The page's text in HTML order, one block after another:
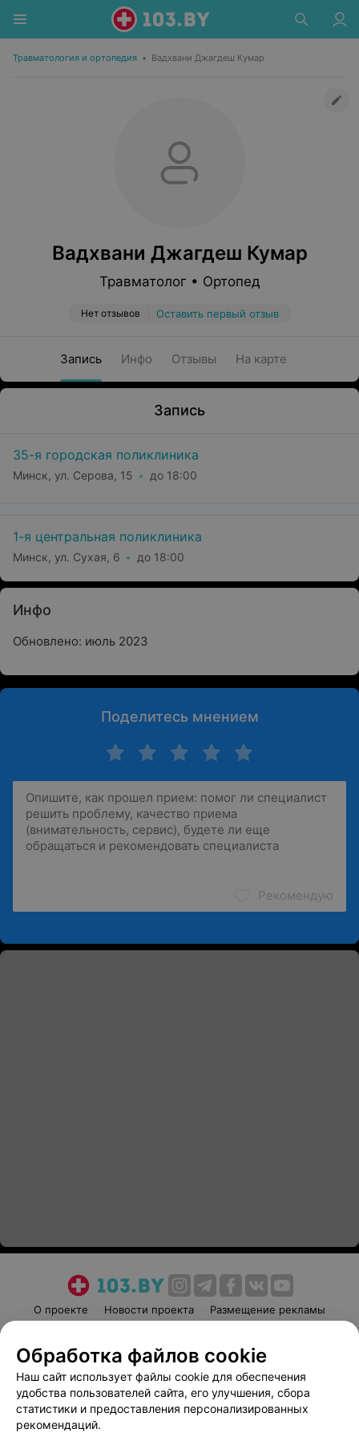
Травматология и ортопедия • Вадхвани Джагдеш Кумар
Вадхвани Джагдеш Кумар
Травматолог • Ортопед
Нет отзывов Оставить первый отзыв
Запись Инфо Отзывы На карте
Запись
35-я городская поликлиника
Минск, ул. Серова, 15 до 18:00
1-я центральная поликлиника
Минск, ул. Сухая, 6 до 18:00
Инфо
Обновлено: июль 2023
Поделитесь мнением
Рекомендую
О проекте Новости проекта
Размещение рекламы
Пользовательское соглашение
Способы оплаты
Вакансии
Партнеры
Написать руководителю 103.by
Обработка файлов cookie
Наш сайт использует файлы cookie для обеспечения
удобства пользователей сайта, его улучшения, сбора
статистики и предоставления персонализированных
рекомендаций.